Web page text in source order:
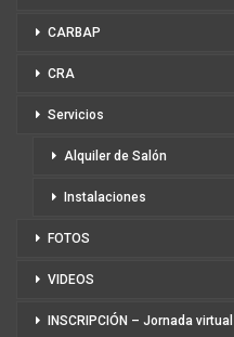
CARBAP
CRA
Servicios
Alquiler de Salón
Instalaciones
FOTOS
VIDEOS
INSCRIPCIÓN – Jornada